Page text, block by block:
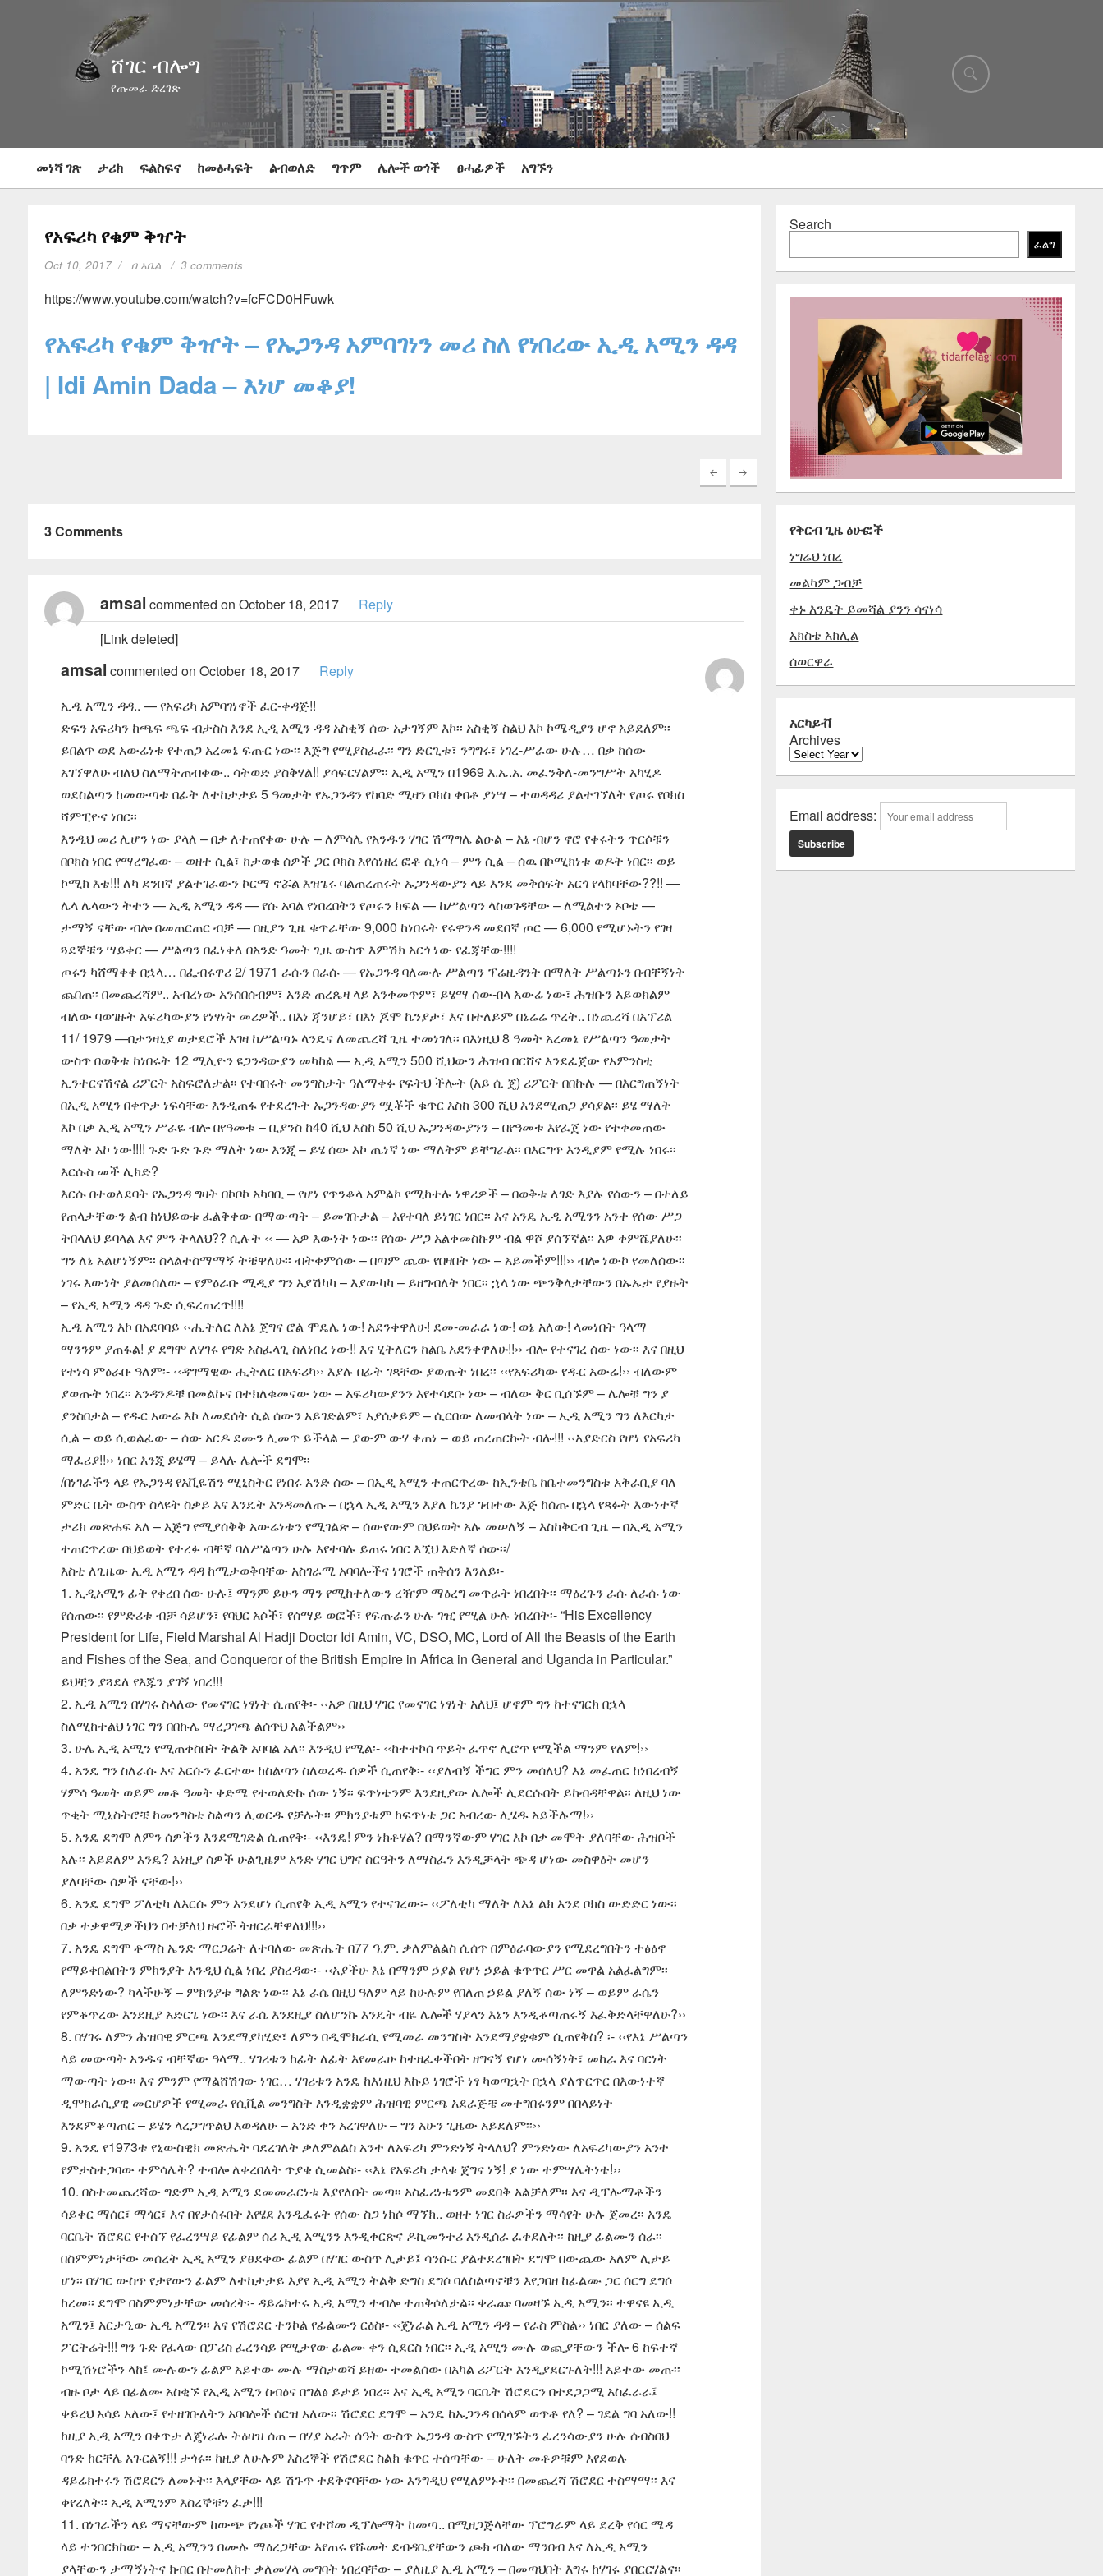
ሸገር ብሎግ
የጡመራ ድረገጽ
መነሻ ገጽ ታሪክ ፍልስፍና ከመፅሓፍት ልብወለድ ግጥም ሌሎች ወጎች ፀሓፊዎች አግኙን
የአፍሪካ የቁም ቅዠት
Oct 10, 2017 በ አቤል 3 comments
https://www.youtube.com/watch?v=fcFCD0HFuwk
የአፍሪካ የቁም ቅዠት – የኡጋንዳ አምባገነን መሪ ስለ የነበረው ኢዲ አሚን ዳዳ
| Idi Amin Dada – እነሆ መቆያ!
3 Comments
amsal commented on October 18, 2017
Reply
[Link deleted]
amsal commented on October 18, 2017
Reply
ኢዲ አሚን ዳዳ.. — የአፍሪካ አምባገነኖች ፈር-ቀዳጅ!!
ድፍን አፍሪካን ከጫፍ ጫፍ ብታስስ እንደ ኢዲ አሚን ዳዳ አስቂኝ ሰው አታገኝም እኮ፡፡ አስቂኝ ስልህ እኮ ኮሜዲያን ሆኖ አይደለም፡፡
ይበልጥ ወደ አውሬነቱ የተጠጋ አረመኔ ፍጡር ነው፡፡ እጅግ የሚያስፈራ፡፡ ግን ድርጊቱ፣ ንግግሩ፣ ነገረ-ሥራው ሁሉ… በቃ ከሰው
አገኘዋለሁ ብለህ ስለማትጠብቀው.. ሳትወድ ያስቅሃል!! ያሳፍርሃልም፡፡ ኢዲ አሚን በ1969 እ.ኤ.አ. መፈንቅለ-መንግሥት አካሂዶ
ወደስልጣን ከመውጣቱ በፊት ለተከታታይ 5 ዓመታት የኡጋንዳን የከባድ ሚዛን ቦክስ ቀበቶ ያነሣ – ተወዳዳሪ ያልተገኘለት የጦሩ የቦክስ
ሻምፒዮና ነበር፡፡
እንዲህ መሪ ሊሆን ነው ያላለ – በቃ ለተጠየቀው ሁሉ – ለምሳሌ የአንዱን ሃገር ሽማግሌ ልዑል – እኔ ብሆን ኖሮ የቀሩትን ጥርሶቹን
በቦክስ ነበር የማረግፈው – ወዘተ ሲል፣ ከታወቁ ሰዎች ጋር ቦክስ እየሰነዘረ ፎቶ ሲነሳ – ምን ሲል – ሰዉ በኮሚክነቱ ወዶት ነበር፡፡ ወይ
ኮሚክ እቴ!!! ለካ ደንበኛ ያልተገራውን ኮርማ ኖሯል እዝጌሩ ባልጠረጠሩት ኡጋንዳውያን ላይ እንደ መቅሰፍት አርጎ የላከባቸው??!! —
ሌላ ሌላውን ትተን — ኢዲ አሚን ዳዳ — የሱ አባል የነበረበትን የጦሩን ክፍል — ከሥልጣን ላስወገዳቸው – ለሚልተን ኦቦቴ —
ታማኝ ናቸው ብሎ በመጠርጠር ብቻ — በዚያን ጊዜ ቁጥራቸው 9,000 ከነበሩት የሩዋንዳ መደበኛ ጦር — 6,000 የሚሆኑትን የገዛ
ጓደኞቹን ሣይቀር — ሥልጣን በፈነቀለ በአንድ ዓመት ጊዜ ውስጥ እምሽክ አርጎ ነው የፈጃቸው!!!!
ጦሩን ካሸማቀቀ በኋላ… በፌብሩዋሪ 2/ 1971 ራሱን በራሱ — የኡጋንዳ ባለሙሉ ሥልጣን ፕሬዚዳንት በማለት ሥልጣኑን በብቸኝነት
ጨበጠ፡፡ በመጨረሻም.. አብረነው አንሰበሰብም፣ አንድ ጠረጴዛ ላይ አንቀመጥም፣ ይሄማ ሰው-በላ አውሬ ነው፣ ሕዝቡን አይወክልም
ብለው ባወገዙት አፍሪካውያን የነፃነት መሪዎች.. በእነ ጃንሆይ፣ በእነ ጆሞ ኬንያታ፣ እና በተለይም በኔሬሬ ጥረት.. በነጨረሻ በአፕሪል
11/ 1979 —በታንዛኒያ ወታደሮች እገዛ ከሥልጣኑ ላንዴና ለመጨረሻ ጊዜ ተመነገለ፡፡ በእነዚህ 8 ዓመት አረመኔ የሥልጣን ዓመታት
ውስጥ በወቅቱ ከነበሩት 12 ሚሊዮን ዩጋንዳውያን መካከል — ኢዲ አሚን 500 ሺህውን ሕዝብ በርሸና እንደፈጀው የአምንስቲ
ኢንተርናሽናል ሪፖርት አስፍሮለታል፡፡ የተባበሩት መንግስታት ዓለማቀፉ የፍትህ ችሎት (አይ ሲ ጄ) ሪፖርት በበኩሉ — በእርግጠኝነት
በኢዲ አሚን በቀጥታ ነፍሳቸው እንዲጠፋ የተደረጉት ኡጋንዳውያን ሟቾች ቁጥር እስከ 300 ሺህ እንደሚጠጋ ያሳያል፡፡ ይሄ ማለት
እኮ በቃ ኢዲ አሚን ሥራዬ ብሎ በየዓመቱ – ቢያንስ ከ40 ሺህ እስከ 50 ሺህ ኡጋንዳውያንን – በየዓመቱ እየፈጀ ነው የተቀመጠው
ማለት እኮ ነው!!!! ጉድ ጉድ ጉድ ማለት ነው እንጂ – ይሄ ሰው እኮ ጤነኛ ነው ማለትም ይቸግራል፡፡ በእርግጥ እንዲያም የሚሉ ነበሩ፡፡
እርሱስ መች ሊክድ?
እርሱ በተወለደባት የኡጋንዳ ግዛት በኮቦኮ አካባቢ – የሆነ የጥንቆላ አምልኮ የሚከተሉ ነዋሪዎች – በወቅቱ ለገድ እያሉ የሰውን – በተለይ
የጠላታቸውን ልብ ከነህይወቱ ፈልቅቀው በማውጣት – ይመገቡታል – እየተባለ ይነገር ነበር፡፡ እና አንዴ ኢዲ አሚንን አንተ የሰው ሥጋ
ትበላለህ ይባላል እና ምን ትላለህ?? ሲሉት ‹‹ — አዎ እውነት ነው፡፡ የሰው ሥጋ አልቀመስኩም ብል ዋሾ ያሰኘኛል፡፡ አዎ ቀምሼያለሁ፡፡
ግን ለኔ አልሆነኝም፡፡ ስላልተስማማኝ ትቼዋለሁ፡፡ ብትቀምሰው – በጣም ጨው የበዛበት ነው – አይመችም!!!›› ብሎ ነውኮ የመለሰው፡፡
ነገሩ እውነት ያልመሰለው – የምዕራቡ ሚዲያ ግን እያሽካካ – እያውካካ – ይዘግብለት ነበር፡፡ ኋላ ነው ጭንቅላታቸውን በኡኡታ የያዙት
– የኢዲ አሚን ዳዳ ጉድ ሲፍረጠረጥ!!!!
ኢዲ አሚን እኮ በአደባባይ ‹‹ሒትለር ለእኔ ጀግና ሮል ሞዴሌ ነው! አደንቀዋለሁ! ደመ-መራራ ነው! ወኔ አለው! ላመነበት ዓላማ
ማንንም ያጠፋል! ያ ደግሞ ለሃገሩ የግድ አስፈላጊ ስለነበረ ነው!! እና ሂትለርን ከልቤ አደንቀዋለሁ!!›› ብሎ የተናገረ ሰው ነው፡፡ እና በዚህ
የተነሳ ምዕራቡ ዓለም፡- ‹‹ዳግማዊው ሒትለር በአፍሪካ›› እያሉ በፊት ገጻቸው ያወጡት ነበረ፡፡ ‹‹የአፍሪካው የዱር አውሬ!›› ብለውም
ያወጡት ነበረ፡፡ አንዳንዶቹ በመልኩና በተክለቁመናው ነው – አፍሪካውያንን እየተሳደቡ ነው – ብለው ቅር ቢሰኙም – ሌሎቹ ግን ያ
ያንስበታል – የዱር አውሬ እኮ ለመደሰት ሲል ሰውን አይገድልም፣ አያሰቃይም – ሲርበው ለመብላት ነው – ኢዲ አሚን ግን ለእርካታ
ሲል – ወይ ሲወልፈው – ሰው አርዶ ደሙን ሊመጥ ይችላል – ያውም ውሃ ቀጠነ – ወይ ጠረጠርኩት ብሎ!!! ‹‹አያድርስ የሆነ የአፍሪካ
ማፈሪያ!!›› ነበር እንጂ ይሄማ – ይላሉ ሌሎች ደግሞ፡፡
/በነገራችን ላይ የኡጋንዳ የአቪዬሽን ሚኒስትር የነበሩ አንድ ሰው – በኢዲ አሚን ተጠርጥረው ከኢንቴቤ ከቤተመንግስቱ አቅራቢያ ባለ
ምድር ቤት ውስጥ ስላዩት ስቃይ እና እንዴት እንዳመለጡ – በኋላ ኢዲ አሚን እያለ ኬንያ ገብተው እጅ ከሰጡ በኋላ የጻፉት እውነተኛ
ታሪክ መጽሐፍ አለ – እጅግ የሚያሰቅቅ አውሬነቱን የሚገልጽ – ሰውየውም በህይወት አሉ መሠለኝ – እስከቅርብ ጊዜ – በኢዲ አሚን
ተጠርጥረው በህይወት የተረፉ ብቸኛ ባለሥልጣን ሁሉ እየተባሉ ይጠሩ ነበር እኚህ እድለኛ ሰው፡፡/
እስቲ ለጊዜው ኢዲ አሚን ዳዳ ከሚታወቅባቸው አስገራሚ አባባሎችና ነገሮች ጠቅሰን እንለይ፡-
1. ኢዲአሚን ፊት የቀረበ ሰው ሁሉ፤ ማንም ይሁን ማን የሚከተለውን ረዥም ማዕረግ መጥራት ነበረበት፡፡ ማዕረጉን ራሱ ለራሱ ነው
የሰጠው፡፡ የምድሪቱ ብቻ ሳይሆን፣ የባህር አሶች፣ የሰማይ ወፎች፣ የፍጡራን ሁሉ ገዢ የሚል ሁሉ ነበረበት፡- “His Excellency
President for Life, Field Marshal Al Hadji Doctor Idi Amin, VC, DSO, MC, Lord of All the Beasts of the Earth
and Fishes of the Sea, and Conqueror of the British Empire in Africa in General and Uganda in Particular.”
ይህቺን ያጓደለ የእጁን ያገኝ ነበረ!!!
2. ኢዲ አሚን በሃገሩ ስላለው የመናገር ነፃነት ሲጠየቅ፡- ‹‹አዎ በዚህ ሃገር የመናገር ነፃነት አለህ፤ ሆኖም ግን ከተናገርክ በኋላ
ስለሚከተልህ ነገር ግን በበኩሌ ማረጋገጫ ልሰጥህ አልችልም››
3. ሁሌ ኢዲ አሚን የሚጠቀስበት ትልቅ አባባል አለ፡፡ እንዲህ የሚል፡- ‹‹ከተተኮሰ ጥይት ፈጥኖ ሊሮጥ የሚችል ማንም የለም!››
4. አንዴ ግን ስለራሱ እና እርሱን ፈርተው ከስልጣን ስለወረዱ ሰዎች ሲጠየቅ፡- ‹‹ያለብኝ ችግር ምን መሰለህ? እኔ መፈጠር ከነበረብኝ
ሃምሳ ዓመት ወይም መቶ ዓመት ቀድሜ የተወለድኩ ሰው ነኝ፡፡ ፍጥነቴንም እንደዚያው ሌሎች ሊደርሱበት ይከብዳቸዋል፡፡ ለዚህ ነው
ጥቂት ሚኒስትሮቼ ከመንግስቴ ስልጣን ሊወርዱ የቻሉት፡፡ ምክንያቱም ከፍጥነቴ ጋር አብረው ሊሄዱ አይችሉማ!››
5. አንዴ ደግሞ ለምን ሰዎችን እንደሚገድል ሲጠየቅ፡- ‹‹እንዴ! ምን ነክቶሃል? በማንኛውም ሃገር እኮ በቃ መሞት ያለባቸው ሕዝቦች
አሉ፡፡ አይደለም እንዴ? እነዚያ ሰዎች ሁልጊዜም አንድ ሃገር ህግና ስርዓትን ለማስፈን እንዲቻላት ጭዳ ሆነው መስዋዕት መሆን
ያለባቸው ሰዎች ናቸው!››
6. አንዴ ደግሞ ፖለቲካ ለእርሱ ምን እንደሆነ ሲጠየቅ ኢዲ አሚን የተናገረው፡- ‹‹ፖለቲካ ማለት ለእኔ ልክ እንደ ቦክስ ውድድር ነው፡፡
በቃ ተቃዋሚዎችህን በተቻለህ ዙሮች ትዘርራቸዋለህ!!!››
7. አንዴ ደግሞ ቶማስ ኤንድ ማርጋሬት ለተባለው መጽሔት በ77 ዓ.ም. ቃለምልልስ ሲሰጥ በምዕራባውያን የሚደረግበትን ተፅዕኖ
የማይቀበልበትን ምክንያት እንዲህ ሲል ነበረ ያስረዳው፡- ‹‹አያችሁ እኔ በማንም ኃያል የሆነ ኃይል ቁጥጥር ሥር መዋል አልፈልግም፡፡
ለምንድነው? ካላችሁኝ – ምክንያቱ ግልጽ ነው፡፡ እኔ ራሴ በዚህ ዓለም ላይ ከሁሉም የበለጠ ኃይል ያለኝ ሰው ነኝ – ወይም ራሴን
የምቆጥረው እንደዚያ አድርጌ ነው፡፡ እና ራሴ እንደዚያ ስለሆንኩ እንዴት ብዬ ሌሎች ሃያላን እኔን እንዲቆጣጠሩኝ እፈቅድላቸዋለሁ?››
8. በሃገሩ ለምን ሕዝባዊ ምርጫ እንደማያካሂድ፣ ለምን በዲሞክራሲ የሚመራ መንግስት እንደማያቋቁም ሲጠየቅስ? ፡- ‹‹የእኔ ሥልጣን
ላይ መውጣት አንዱና ብቸኛው ዓላማ.. ሃገሪቱን ከፊት ለፊት እየመራሁ ከተዘፈቀችበት ዘግናኝ የሆነ ሙሰኝነት፣ መከራ እና ባርነት
ማውጣት ነው፡፡ እና ምንም የማልሸሽገው ነገር… ሃገሪቱን አንዴ ከእነዚህ እኩይ ነገሮች ነፃ ካወጣኋት በኋላ ያለጥርጥር በእውነተኛ
ዲሞክራሲያዊ መርሆዎች የሚመራ የሲቪል መንግስት እንዲቋቋም ሕዝባዊ ምርጫ አደራጅቼ መተግበሩንም በበላይነት
እንደምቆጣጠር – ይሄን ላረጋግጥልህ እወዳለሁ – አንድ ቀን አረገዋለሁ – ግን አሁን ጊዜው አይደለም፡፡››
9. አንዴ የ1973ቱ የኒውስዊክ መጽሔት ባደረገለት ቃለምልልስ አንተ ለአፍሪካ ምንድነኝ ትላለህ? ምንድነው ለአፍሪካውያን አንተ
የምታስተጋባው ተምሳሌት? ተብሎ ለቀረበለት ጥያቄ ሲመልስ፡- ‹‹እኔ የአፍሪካ ታላቁ ጀግና ነኝ! ያ ነው ተምሣሌትነቴ!››
10. በስተመጨረሻው ግድም ኢዲ አሚን ደመመራርነቱ እያየለበት መጣ፡፡ አስፈሪነቱንም መደበቅ አልቻለም፡፡ እና ዲፕሎማቶችን
ሳይቀር ማሰር፣ ማጎር፣ እና በየታሰሩበት እየሄደ እንዲፈሩት የሰው ስጋ ነክሶ ማኘክ.. ወዘተ ነገር ስራዎችን ማሳየት ሁሉ ጀመረ፡፡ አንዴ
ባርቤት ሽሮደር የተሰኘ የፈረንሣይ የፊልም ሰሪ ኢዲ አሚንን እንዲቀርጽና ዶኪመንተሪ እንዲሰራ ፈቀደለት፡፡ ከዚያ ፊልሙን ሰራ፡፡
በስምምነታቸው መሰረት ኢዲ አሚን ያፀደቀው ፊልም በሃገር ውስጥ ሊታይ፤ ሳንሱር ያልተደረገበት ደግሞ በውጨው አለም ሊታይ
ሆነ፡፡ በሃገር ውስጥ የታየውን ፊልም ለተከታታይ እያየ ኢዲ አሚን ትልቅ ድግስ ደግሶ ባለስልጣኖቹን እየጋበዘ ከፊልሙ ጋር ሰርግ ደግሶ
ከረመ፡፡ ደግሞ በስምምነታቸው መሰረት፡- ዳይሬክተሩ ኢዲ አሚን ተብሎ ተጠቅሶለታል፡፡ ቀራጩ ባመዛኙ ኢዲ አሚን፡፡ ተዋናዩ ኢዲ
አሚን፤ አርታዒው ኢዲ አሚን፡፡ እና የሽሮደር ተንኮል የፊልሙን ርዕስ፡- ‹‹ጄነራል ኢዲ አሚን ዳዳ – የራስ ምስል›› ነበር ያለው – ሰልፍ
ፖርትሬት!!! ግን ጉድ የፈላው በፓሪስ ፈረንሳይ የሚታየው ፊልሙ ቀን ሲደርስ ነበር፡፡ ኢዲ አሚን ሙሉ ወጪያቸውን ችሎ 6 ከፍተኛ
ኮሚሽነሮችን ላከ፤ ሙሉውን ፊልም አይተው ሙሉ ማስታወሻ ይዘው ተመልሰው በአካል ሪፖርት እንዲያደርጉለት!!! አይተው መጡ፡፡
ብዙ ቦታ ላይ በፊልሙ አስቂኙ የኢዲ አሚን ስብዕና በግልፅ ይታይ ነበረ፡፡ እና ኢዲ አሚን ባርቤት ሽሮደርን በተደጋጋሚ አስፈራራ፤
ቀይረህ አሳይ አለው፤ የተዘገቡለትን አባባሎች ሰርዝ አለው፡፡ ሽሮደር ደግሞ – አንዴ ከኡጋንዳ በሰላም ወጥቶ የለ? – ገደል ግባ አለው!!
ከዚያ ኢዲ አሚን በቀጥታ ለጄነራሉ ትዕዛዝ ሰጠ – በሃያ አራት ሰዓት ውስጥ ኡጋንዳ ውስጥ የሚገኙትን ፈረንሳውያን ሁሉ ሰብስበህ
ባንድ ከርቸሌ አጉርልኝ!!! ታጎሩ፡፡ ከዚያ ለሁሉም እስረኞች የሽሮደር ስልክ ቁጥር ተሰጣቸው – ሁለት መቶዎቹም እየደወሉ
ዳይሬክተሩን ሽሮደርን ለመኑት፡፡ እላያቸው ላይ ሽጉጥ ተደቅኖባቸው ነው እንግዲህ የሚለምኑት፡፡ በመጨረሻ ሽሮደር ተስማማ፡፡ እና
ቀየረለት፡፡ ኢዲ አሚንም እስረኞቹን ፈታ!!!
11. በነገራችን ላይ ማናቸውም ከውጭ የነጮች ሃገር የተሾመ ዲፕሎማት ከመጣ.. በሚዘጋጅላቸው ፕሮግራም ላይ ደረቅ የሳር ሜዳ
ላይ ተንበርክከው – ኢዲ አሚንን በሙሉ ማዕረጋቸው እየጠሩ የሹመት ደብዳቤያቸውን ጮክ ብለው ማንበብ እና ለኢዲ አሚን
ያላቸውን ታማኝነትና ክብር በተመለከተ ቃለመሃላ መግባት ነበረባቸው – ያለዚያ ኢዲ አሚን – በመጣህበት እግሩ ከሃገሩ ያበርርሃልና፡፡
Search
ፈልግ
የቅርብ ጊዜ ፅሁፎች
ነግሬህ ነበረ
መልካም ጋብቻ
ቀኑ እንዴት ይመሻል ያንን ሳናነሳ
አክስቴ አክሊል
ሰወርዋራ
አርካይቭ
Archives
Email address: